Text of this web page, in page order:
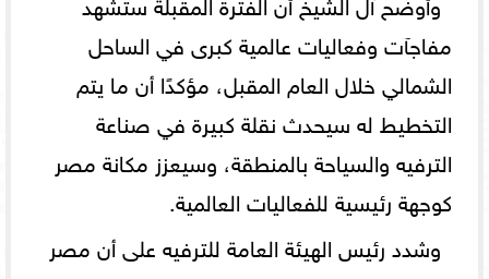
مفاجآت وفعاليات عالمية كبرى في الساحل
الشمالي خلال العام المقبل، مؤكدًا أن ما يتم
التخطيط له سيحدث نقلة كبيرة في صناعة
الترفيه والسياحة بالمنطقة، وسيعزز مكانة مصر
كوجهة رئيسية للفعاليات العالمية.
وشدد رئيس الهيئة العامة للترفيه على أن مصر